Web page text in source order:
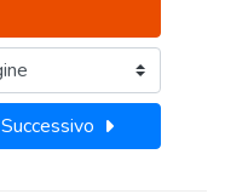
Successivo